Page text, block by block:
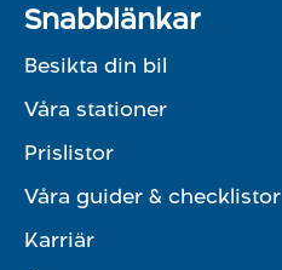
Snabblänkar
Besikta din bil
Våra stationer
Prislistor
Våra guider & checklistor
Karriär